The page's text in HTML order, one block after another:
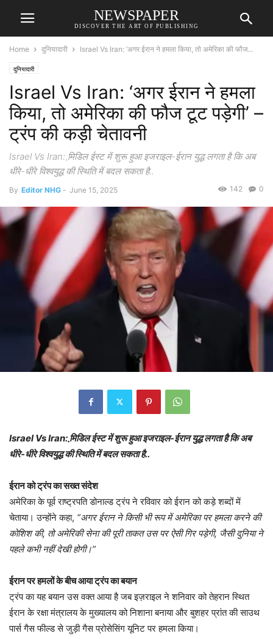
NEWSPAPER
DISCOVER THE ART OF PUBLISHING
Home दुनियादारी Israel Vs Iran: ‘अगर ईरान ने हमला किया, तो अमेरिका की फौज...
दुनियादारी
Israel Vs Iran: ‘अगर ईरान ने हमला
किया, तो अमेरिका की फौज टूट पड़ेगी’ –
ट्रंप की कड़ी चेतावनी
Israel Vs Iran: मि़डिल ईस्ट में शुरू हुआ इजराइल-ईरान युद्ध लगता है कि अब
धीरे-धीरे विश्वयुद्ध की स्थिति में बदल सकता है..
By Editor NHG - June 15, 2025 0
142
Israel Vs Iran: मि़डिल ईस्ट में शुरू हुआ इजराइल-ईरान युद्ध लगता है कि अब
धीरे-धीरे विश्वयुद्ध की स्थिति में बदल सकता है..
ईरान को ट्रंप का सख्त संदेश
अमेरिका के पूर्व राष्ट्रपति डोनाल्ड ट्रंप ने रविवार को ईरान को कड़े शब्दों में
चेताया। उन्होंने कहा, “अगर ईरान ने किसी भी रूप में अमेरिका पर हमला करने की
कोशिश की, तो अमेरिकी सेना की पूरी ताकत उस पर ऐसी गिर पड़ेगी, जैसी दुनिया ने
पहले कभी नहीं देखी होगी।”
ईरान पर हमलों के बीच आया ट्रंप का बयान
ट्रंप का यह बयान उस वक्त आया है जब इज़राइल ने शनिवार को तेहरान स्थित
ईरान के रक्षा मंत्रालय के मुख्यालय को निशाना बनाया और बुशहर प्रांत की साउथ
पार्स गैस फील्ड से जुड़ी गैस प्रोसेसिंग यूनिट पर हमला किया।